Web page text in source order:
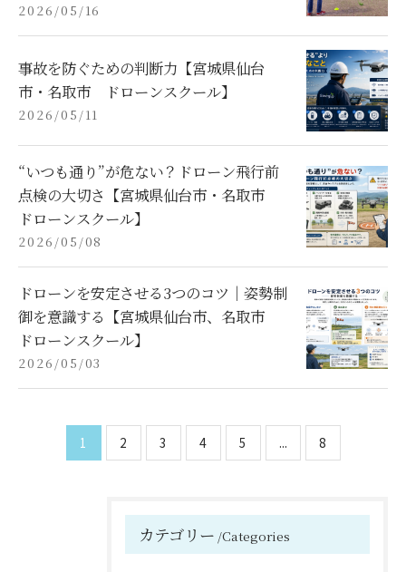
2026/05/16
事故を防ぐための判断力【宮城県仙台
市・名取市 ドローンスクール】
2026/05/11
“いつも通り”が危ない？ドローン飛行前
点検の大切さ【宮城県仙台市・名取市
ドローンスクール】
2026/05/08
ドローンを安定させる3つのコツ｜姿勢制
御を意識する【宮城県仙台市、名取市
ドローンスクール】
2026/05/03
1 2 3 4 5 ... 8
カテゴリー Categories